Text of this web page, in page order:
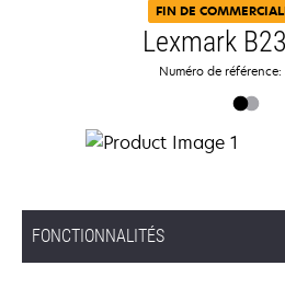
FIN DE
Lexmark
Numéro de référence:
FONCTIONNALITÉS